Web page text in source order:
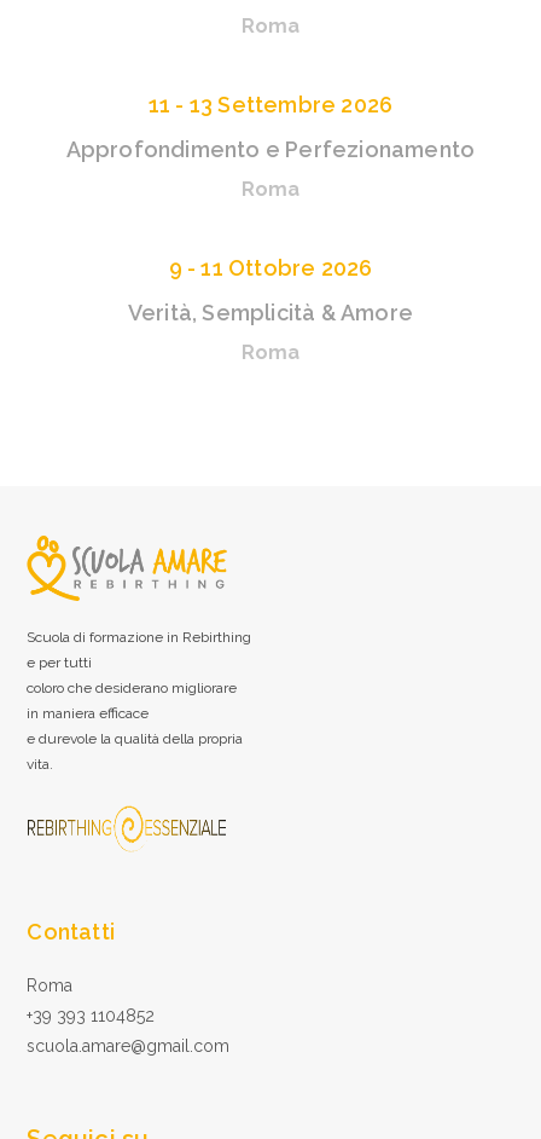
Roma
11 - 13 Settembre 2026
Approfondimento e Perfezionamento
Roma
9 - 11 Ottobre 2026
Verità, Semplicità & Amore
Roma
Scuola di formazione in Rebirthing
e per tutti
coloro che desiderano migliorare
in maniera efficace
e durevole la qualità della propria
vita.
Contatti
Roma
+39 393 1104852
scuola.amare@gmail.com